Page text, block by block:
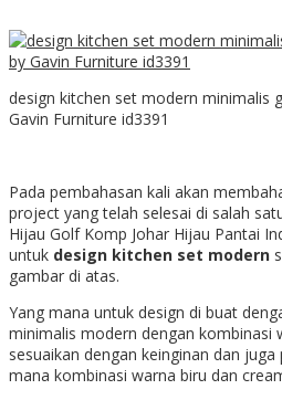
design kitchen set modern minimalis
Gavin Furniture id3391
Pada pembahasan kali akan
project yang telah selesai di salah
Hijau Golf Komp Johar Hijau Pantai
untuk design kitchen set modern
gambar di atas.
Yang mana untuk design di buat
minimalis modern dengan kombinasi
sesuaikan dengan keinginan dan
mana kombinasi warna biru dan